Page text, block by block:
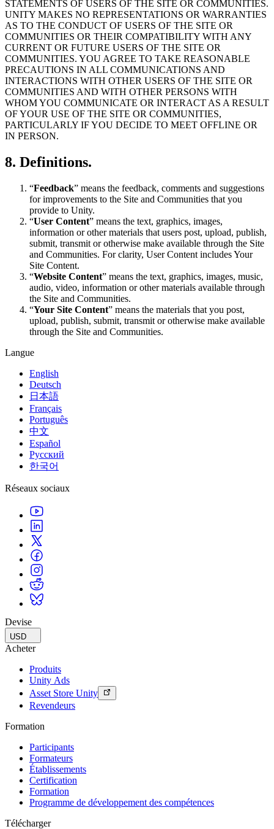
STATEMENTS OF USERS OF THE SITE OR COMMUNITIES.
UNITY MAKES NO REPRESENTATIONS OR WARRANTIES
AS TO THE CONDUCT OF USERS OF THE SITE OR
COMMUNITIES OR THEIR COMPATIBILITY WITH ANY
CURRENT OR FUTURE USERS OF THE SITE OR
COMMUNITIES. YOU AGREE TO TAKE REASONABLE
PRECAUTIONS IN ALL COMMUNICATIONS AND
INTERACTIONS WITH OTHER USERS OF THE SITE OR
COMMUNITIES AND WITH OTHER PERSONS WITH
WHOM YOU COMMUNICATE OR INTERACT AS A RESULT
OF YOUR USE OF THE SITE OR COMMUNITIES,
PARTICULARLY IF YOU DECIDE TO MEET OFFLINE OR
IN PERSON.
8. Definitions.
“Feedback” means the feedback, comments and suggestions
for improvements to the Site and Communities that you
provide to Unity.
“User Content” means the text, graphics, images,
information or other materials that users post, upload, publish,
submit, transmit or otherwise make available through the Site
and Communities. For clarity, User Content includes Your
Site Content.
“Website Content” means the text, graphics, images, music,
audio, video, information or other materials available through
the Site and Communities.
“Your Site Content” means the materials that you post,
upload, publish, submit, transmit or otherwise make available
through the Site and Communities.
Langue
English
Deutsch
日本語
Français
Português
中文
Español
Русский
한국어
Réseaux sociaux
Devise
USD
Acheter
Produits
Unity Ads
Asset Store Unity
Revendeurs
Formation
Participants
Formateurs
Établissements
Certification
Formation
Programme de développement des compétences
Télécharger